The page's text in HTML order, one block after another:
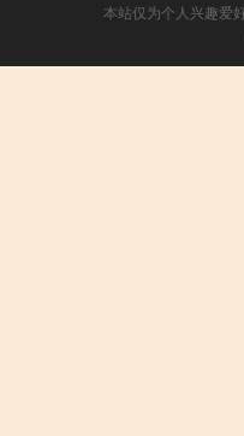
本站仅为个人兴趣爱